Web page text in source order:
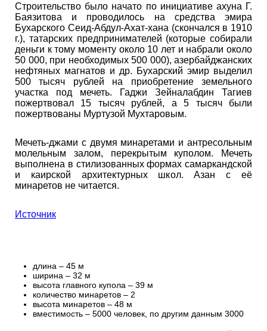
Строительство было начато по инициативе ахуна Г.
Баязитова и проводилось на средства эмира
Бухарского Сеид-Абдул-Ахат-хана (скончался в 1910
г.), татарских предпринимателей (которые собирали
деньги к тому моменту около 10 лет и набрали около
50 000, при необходимых 500 000), азербайджанских
нефтяных магнатов и др. Бухарский эмир выделил
500 тысяч рублей на приобретение земельного
участка под мечеть. Гаджи Зейналабдин Тагиев
пожертвовал 15 тысяч рублей, а 5 тысяч были
пожертвованы Муртузой Мухтаровым.
Мечеть-джами с двумя минаретами и антресольным
молельным залом, перекрытым куполом. Мечеть
выполнена в стилизованных формах самаркандской
и каирской архитектурных школ. Азан с её
минаретов не читается.
Источник
длина – 45 м
ширина – 32 м
высота главного купола – 39 м
количество минаретов – 2
высота минаретов – 48 м
вместимость – 5000 человек, по другим данным 3000